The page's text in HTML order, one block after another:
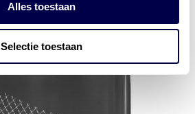
Alles toestaan
Selectie toestaan